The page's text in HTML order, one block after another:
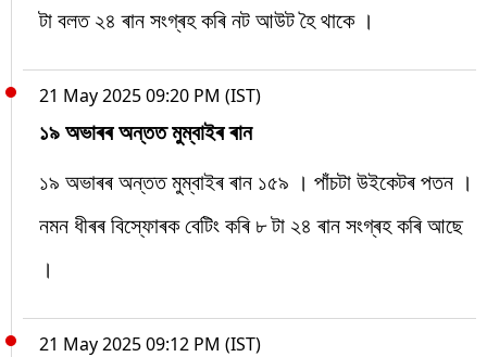
টা বলত ২৪ ৰান সংগ্ৰহ কৰি নট আউট হৈ থাকে ।
21 May 2025 09:20 PM (IST)
১৯ অভাৰৰ অন্তত মুম্বাইৰ ৰান
১৯ অভাৰৰ অন্তত মুম্বাইৰ ৰান ১৫৯ । পাঁচটা উইকেটৰ পতন ।
নমন ধীৰৰ বিস্ফোৰক বেটিং কৰি ৮ টা ২৪ ৰান সংগ্ৰহ কৰি আছে
।
21 May 2025 09:12 PM (IST)